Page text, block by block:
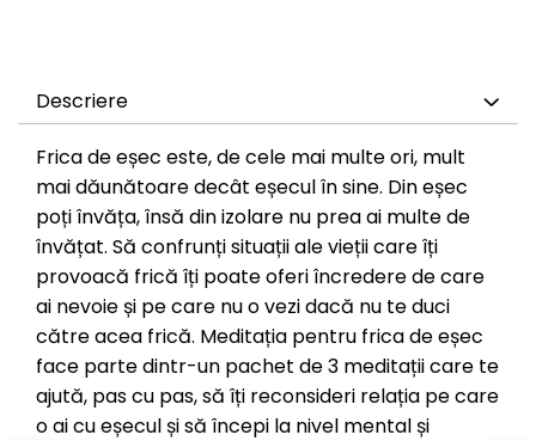
Descriere
Frica de eșec este, de cele mai multe ori, mult
mai dăunătoare decât eșecul în sine. Din eșec
poți învăța, însă din izolare nu prea ai multe de
învățat. Să confrunți situații ale vieții care îți
provoacă frică îți poate oferi încredere de care
ai nevoie și pe care nu o vezi dacă nu te duci
către acea frică. Meditația pentru frica de eșec
face parte dintr-un pachet de 3 meditații care te
ajută, pas cu pas, să îți reconsideri relația pe care
o ai cu eșecul și să începi la nivel mental și